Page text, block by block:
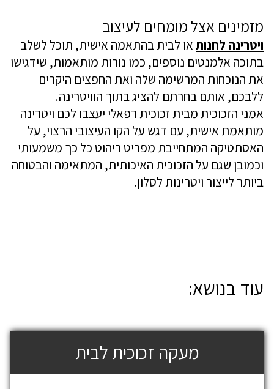
מזמינים אצל מומחים לעיצוב
ויטרינה לחנותאו לבית בהתאמה אישית, תוכל לשלב
בתוכה אלמנטים נוספים, כמו נורות מותאמות, שידגישו
את הנוכחות המרשימה שלה ואת החפצים היקרים
ללבכם, אותם בחרתם להציג בתוך הוויטרינה.
אמני הזכוכית מבית זכוכית רפאלי יעצבו לכם ויטרינה
מותאמת אישית, עם דגש על הקו העיצובי הרצוי, על
האסתטיקה המתחייבת מפריט ריהוט כל כך משמעותי
וכמובן שגם על הזכוכית האיכותית, המתאימה והבטוחה
ביותר לייצור ויטרינות לסלון.
עוד בנושא:
מעקה זכוכית לבית